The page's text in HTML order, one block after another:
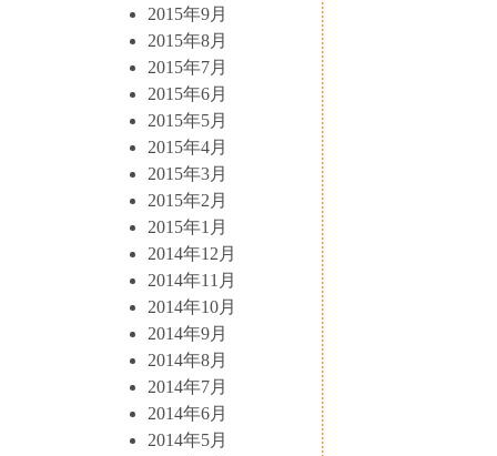
2015年9月
2015年8月
2015年7月
2015年6月
2015年5月
2015年4月
2015年3月
2015年2月
2015年1月
2014年12月
2014年11月
2014年10月
2014年9月
2014年8月
2014年7月
2014年6月
2014年5月